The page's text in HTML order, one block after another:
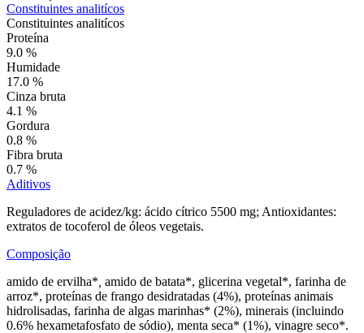
Constituintes analitícos
Constituintes analitícos
Proteína
9.0 %
Humidade
17.0 %
Cinza bruta
4.1 %
Gordura
0.8 %
Fibra bruta
0.7 %
Aditivos
Reguladores de acidez/kg: ácido cítrico 5500 mg; Antioxidantes:
extratos de tocoferol de óleos vegetais.
Composição
amido de ervilha* amido de batata*, glicerina vegetal*, farinha de
arroz*, proteínas de frango desidratadas (4%), proteínas animais
hidrolisadas, farinha de algas marinhas* (2%), minerais (incluindo
0.6% hexametafosfato de sódio), menta seca* (1%), vinagre seco*.